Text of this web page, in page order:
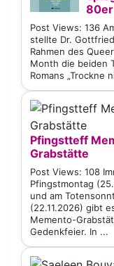
Post Views: 136
stellte Dr.
Rahmen des
Month die beiden
Romans „Trockne
Pfingstteff
Grabstätte
Post Views: 108
Pfingstmontag
und am
(22.11.2026) gibt
Memento-
Gedenkfeier. In ...